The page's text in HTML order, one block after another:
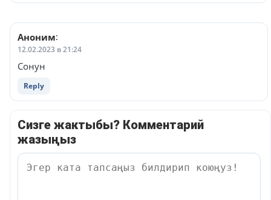
Аноним:
12.02.2023 в 21:24
Сонун
Reply
Сизге жактыбы? Комментарий
жазыңыз